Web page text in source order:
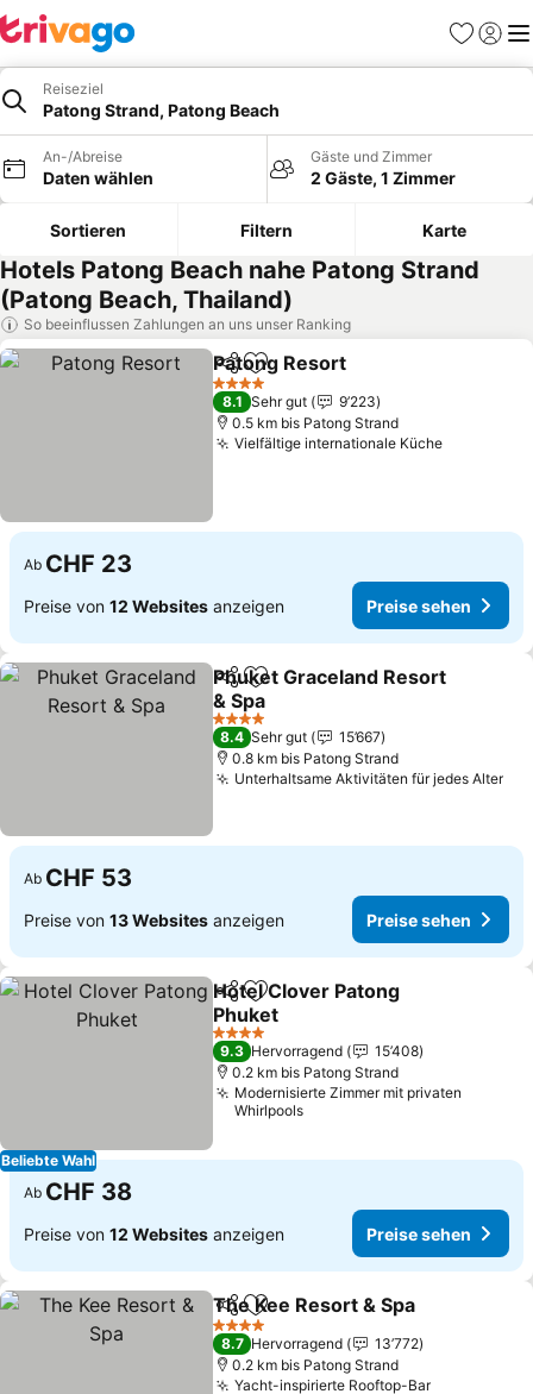
Favoriten
Reiseziel
Patong Strand, Patong Beach
An-/Abreise
Daten wählen
Gäste und Zimmer
2 Gäste, 1 Zimmer
Sortieren Filtern Karte
Hotels Patong Beach nahe Patong Strand
(Patong Beach, Thailand)
So beeinflussen Zahlungen an uns unser Ranking
TeilenZu Favoriten hinzufügen
Patong Resort
4 Sterne
8.1 Sehr gut
9’223
0.5 km bis Patong Strand
Vielfältige internationale KüchePreise
Ab CHF 23
Preise von 12 Websites anzeigen Preise sehen
TeilenZu Favoriten hinzufügen
Phuket Graceland Resort
& Spa
Preise sehen
4 Sterne
8.4 Sehr gut
15’667
0.8 km bis Patong Strand
Unterhaltsame Aktivitäten für jedes Alter
Ab CHF 53
Preise von 13 Websites anzeigen Preise sehen
Beliebte Wahl
TeilenZu Favoriten hinzufügen
Hotel Clover Patong
Phuket
Preise sehen
4 Sterne
9.3 Hervorragend
15’408
0.2 km bis Patong Strand
Modernisierte Zimmer mit privaten
Whirlpools
Ab CHF 38
Preise von 12 Websites anzeigen Preise sehen
TeilenZu Favoriten hinzufügen
The Kee Resort & Spa
4 Sterne
8.7 Hervorragend
13’772
0.2 km bis Patong Strand
Yacht-inspirierte Rooftop-BarPreise